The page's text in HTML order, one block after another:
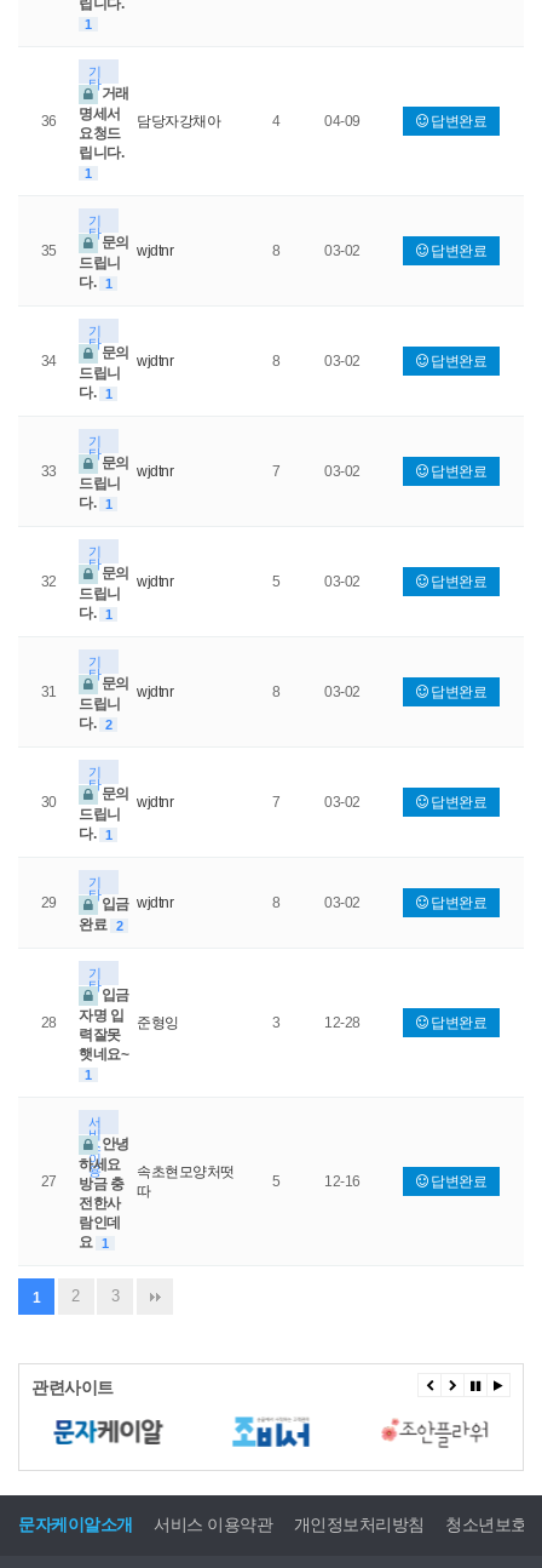
립니다.
1
36
기
타
거래
명세서
요청드
립니다.
1
담당자강채아 4 04-09 답변완료
35
기
타
문의
드립니
다. 1
wjdtnr 8 03-02 답변완료
34
기
타
문의
드립니
다. 1
wjdtnr 8 03-02 답변완료
33
기
타
문의
드립니
다. 1
wjdtnr 7 03-02 답변완료
32
기
타
문의
드립니
다. 1
wjdtnr 5 03-02 답변완료
31
기
타
문의
드립니
다. 2
wjdtnr 8 03-02 답변완료
30
기
타
문의
드립니
다. 1
wjdtnr 7 03-02 답변완료
29
기
타
입금
완료 2
wjdtnr 8 03-02 답변완료
28
기
타
입금
자명 입
력잘못
햇네요~
1
준형잉 3 12-28 답변완료
27
서
비
스
이
용
안녕
하세요
방금 충
전한사
람인데
요 1
속초현모양처떳
따
5 12-16 답변완료
1 2 3
관련사이트
문자케이알소개 서비스 이용약관 개인정보처리방침 청소년보호